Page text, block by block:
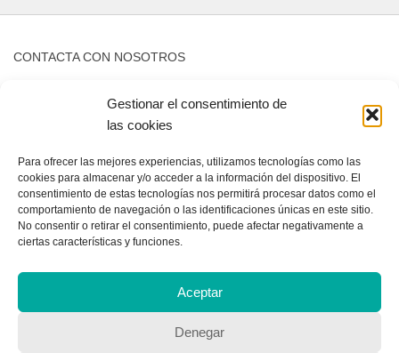
Gestionar el consentimiento de
las cookies
Para ofrecer las mejores experiencias, utilizamos tecnologías como las
cookies para almacenar y/o acceder a la información del dispositivo. El
consentimiento de estas tecnologías nos permitirá procesar datos como el
comportamiento de navegación o las identificaciones únicas en este sitio.
No consentir o retirar el consentimiento, puede afectar negativamente a
ciertas características y funciones.
Aceptar
Denegar
CONTACTA CON NOSOTROS
QUIENES SOMOS
Quienes somos